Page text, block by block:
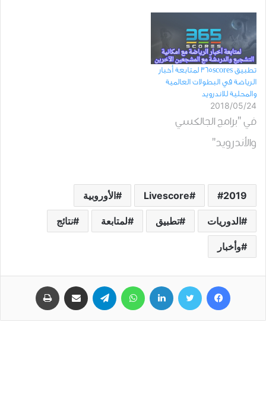
تطبيق 365scores لمتابعة أخبار
الرياضة في البطولات العالمية
والمحلية للاندرويد
2018/05/24
في "برامج الجالكسي
والأندرويد"
2019
Livescore الأوروبية
الدوريات تطبيق لمتابعة نتائج
وأخبار
فيسبوك تويتر لينكدإن واتساب تيلقرام مشاركة عبر البريد